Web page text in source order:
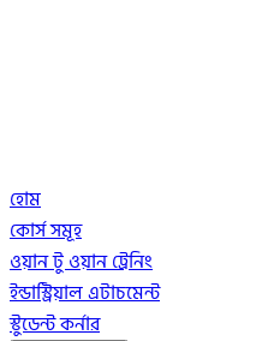
হোম
কোর্স সমূহ
ওয়ান টু ওয়ান ট্রেনিং
ইন্ডাস্ট্রিয়াল এটাচমেন্ট
স্টুডেন্ট কর্নার